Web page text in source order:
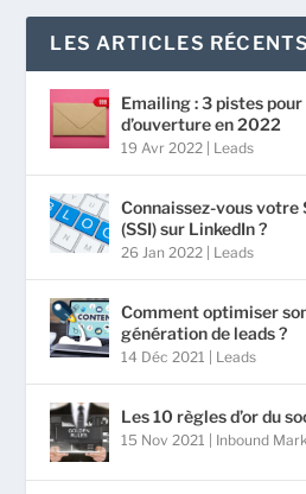
LES ARTICLES RÉCENTS
Emailing : 3 pistes
d’ouverture en 2022
19 Avr 2022 Leads
Connaissez-vous votre
(SSI) sur LinkedIn ?
26 Jan 2022 Leads
Comment optimiser
génération de leads ?
14 Déc 2021 Leads
Les 10 règles d’or du
15 Nov 2021 Inbound